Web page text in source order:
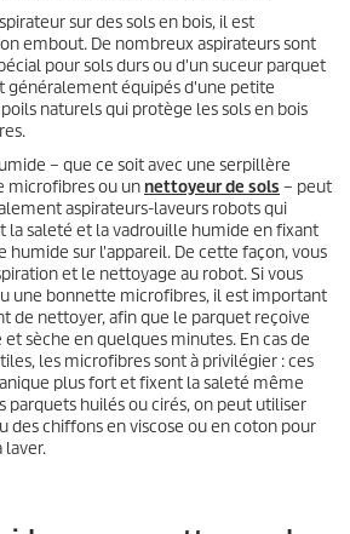
sur des sols en bois, il est
embout. De nombreux aspirateurs sont
pour sols durs ou d'un suceur parquet
généralement équipés d'une petite
naturels qui protège les sols en bois
– que ce soit avec une serpillère
microfibres ou unnettoyeur de sols – peut
aspirateurs-laveurs robots qui
la saleté et la vadrouille humide en fixant
humide sur l'appareil. De cette façon, vous
et le nettoyage au robot. Si vous
une bonnette microfibres, il est important
de nettoyer, afin que le parquet reçoive
sèche en quelques minutes. En cas de
les microfibres sont à privilégier : ces
plus fort et fixent la saleté même
parquets huilés ou cirés, on peut utiliser
des chiffons en viscose ou en coton pour
laver.